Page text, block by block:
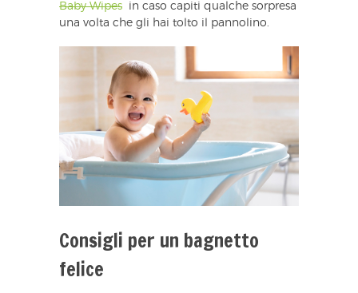
Baby Wipes in caso capiti qualche sorpresa
una volta che gli hai tolto il pannolino.
Consigli per un bagnetto
felice